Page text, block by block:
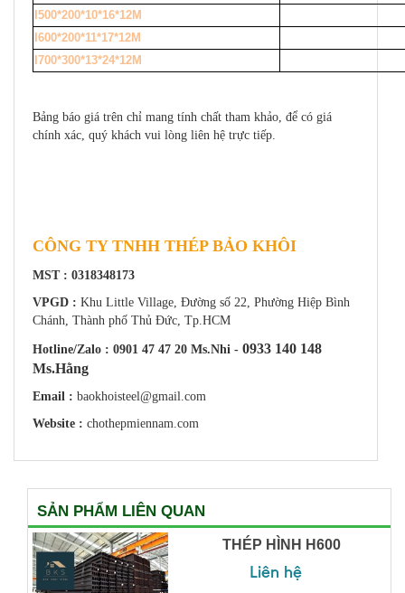
I500*200*10*16*12M
I600*200*11*17*12M
I700*300*13*24*12M
Bảng báo giá trên chỉ mang tính chất tham khảo, để có giá
chính xác, quý khách vui lòng liên hệ trực tiếp.
CÔNG TY TNHH THÉP BẢO KHÔI
MST : 0318348173
VPGD : Khu Little Village, Đường số 22, Phường Hiệp Bình
Chánh, Thành phố Thủ Đức, Tp.HCM
Hotline/Zalo : 0901 47 47 20 Ms.Nhi - 0933 140 148
Ms.Hằng
Email : baokhoisteel@gmail.com
Website : chothepmiennam.com
SẢN PHẨM LIÊN QUAN
THÉP HÌNH H600
Liên hệ